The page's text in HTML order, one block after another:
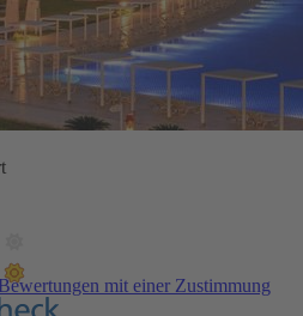
mit einer Zustimmung